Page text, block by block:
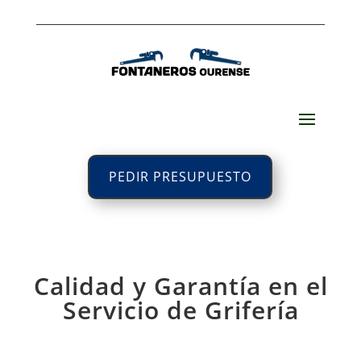
PEDIR PRESUPUESTO
Calidad y Garantía en el
Servicio de Grifería